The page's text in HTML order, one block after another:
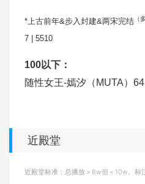
*上古前年&步入封建&两宋完结 （
7 | 5510
100以下：
随性女王-嫣汐（MUTA）
近殿堂
近殿堂标准：总播放＞8w但＜10w。标